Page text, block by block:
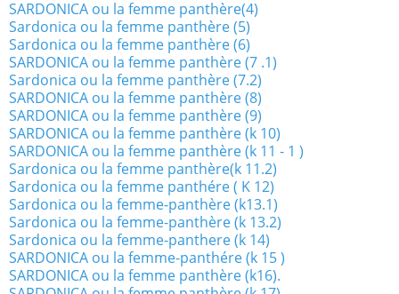
SARDONICA ou la femme panthère(4)
Sardonica ou la femme panthère (5)
Sardonica ou la femme panthère (6)
SARDONICA ou la femme panthère (7 .1)
Sardonica ou la femme panthère (7.2)
SARDONICA ou la femme panthère (8)
SARDONICA ou la femme panthère (9)
SARDONICA ou la femme panthère (k 10)
SARDONICA ou la femme panthère (k 11 - 1 )
Sardonica ou la femme panthère(k 11.2)
Sardonica ou la femme panthére ( K 12)
Sardonica ou la femme-panthère (k13.1)
Sardonica ou la femme-panthère (k 13.2)
Sardonica ou la femme-panthere (k 14)
SARDONICA ou la femme-panthére (k 15 )
SARDONICA ou la femme panthère (k16).